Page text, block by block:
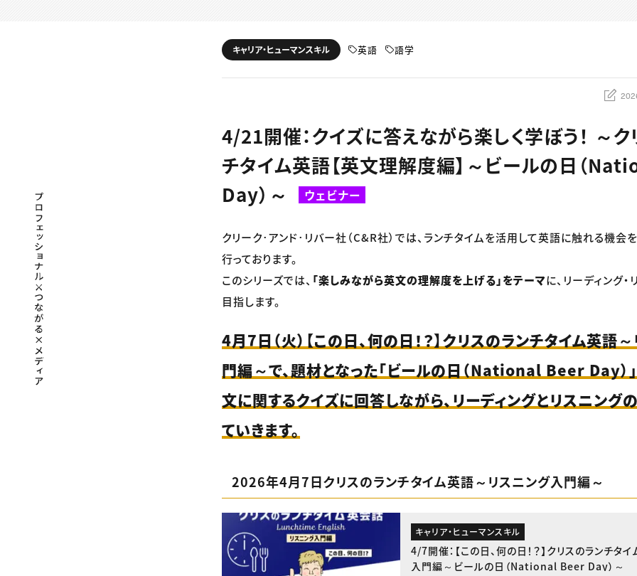
プロフェッショナル×つながる×メディア
キャリア・ヒューマンスキル 英語 語学
4/21開催：クイズに答えながら楽しく学ぼう！ ～
チタイム英語【英文理解度編】～ビールの日（
Day）～
ウェビナー
クリーク･アンド･リバー社（C&R社）では、ランチタイムを活用して英語に触れる機会
行っております。
このシリーズでは、 「楽しみながら英文の理解度を上げる」をテーマに、リーディング
目指します。
4月7日（火）【この日、何の日！？】クリスのランチタイム英語
門編～で、題材となった「ビールの日（National Beer Day）
文に関するクイズに回答しながら、リーディングとリスニング
ていきます。
2026年4月7日クリスのランチタイム英語～リスニング入門編～
キャリア・ヒューマンスキル
4/7開催：【この日、何の日！？】クリスのランチタ
入門編～ビールの日（National Beer Day）～